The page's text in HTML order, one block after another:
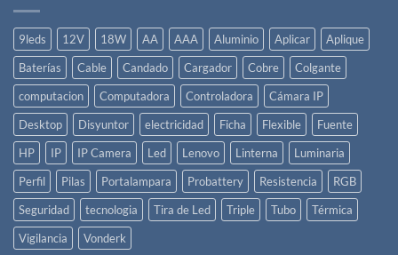
9leds 12V 18W AA AAA Aluminio Aplicar
Aplique
Baterías
Cable Candado Cargador Cobre
Colgante
computacion
Computadora Controladora
Cámara IP
Desktop
Disyuntor electricidad Ficha Flexible
Fuente
HP
IP IP Camera Led Lenovo Linterna
Luminaria
Perfil
Pilas Portalampara Probattery Resistencia
RGB
Seguridad
tecnologia Tira de Led Triple Tubo
Térmica
Vigilancia
Vonderk